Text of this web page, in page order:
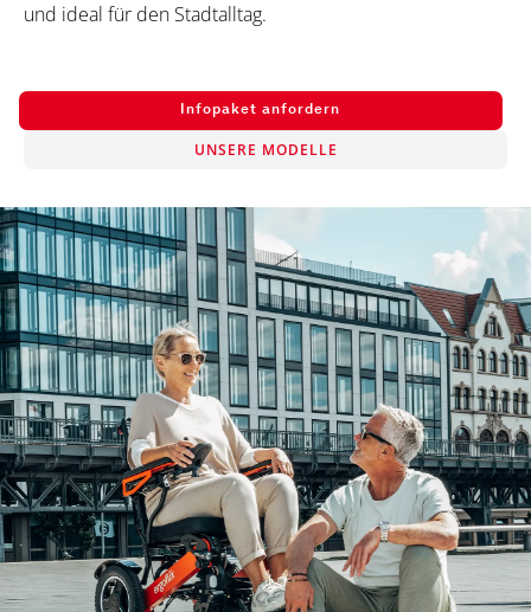
und ideal für den Stadtalltag.
Infopaket anfordern
UNSERE MODELLE